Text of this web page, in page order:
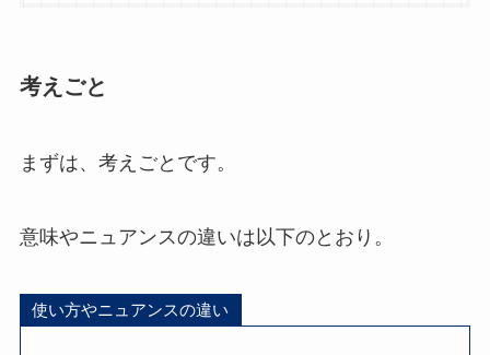
考えごと
まずは、考えごとです。
意味やニュアンスの違いは以下のとおり。
使い方やニュアンスの違い